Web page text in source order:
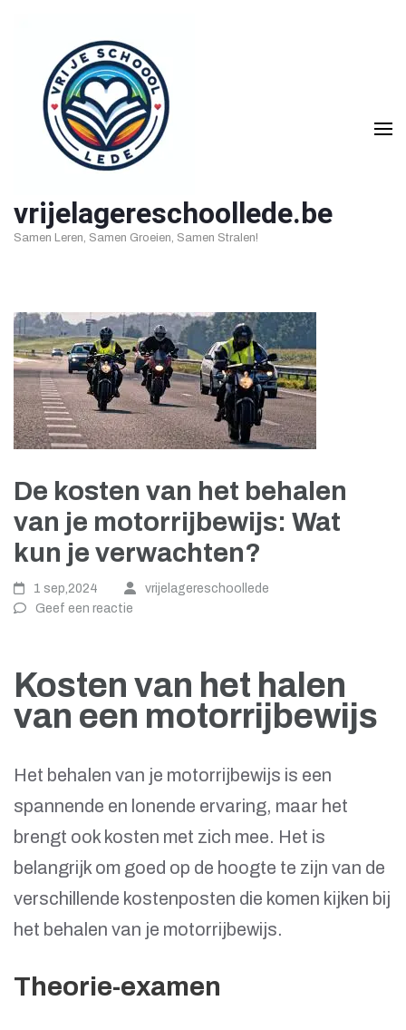
inhoud
vrijelagereschoollede.be
Samen Leren, Samen Groeien, Samen Stralen!
De kosten van het behalen
van je motorrijbewijs: Wat
kun je verwachten?
1 sep,2024
vrijelagereschoollede
Geef een reactie
Kosten van het halen
van een motorrijbewijs
Het behalen van je motorrijbewijs is een
spannende en lonende ervaring, maar het
brengt ook kosten met zich mee. Het is
belangrijk om goed op de hoogte te zijn van de
verschillende kostenposten die komen kijken bij
het behalen van je motorrijbewijs.
Theorie-examen